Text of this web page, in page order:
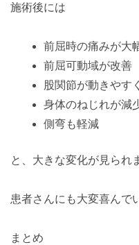
施術後には
前屈時の痛みが大
前屈可動域が改善
股関節が動きやす
身体のねじれが減
側弯も軽減
と、大きな変化が見られ
患者さんにも大変喜んで
まとめ